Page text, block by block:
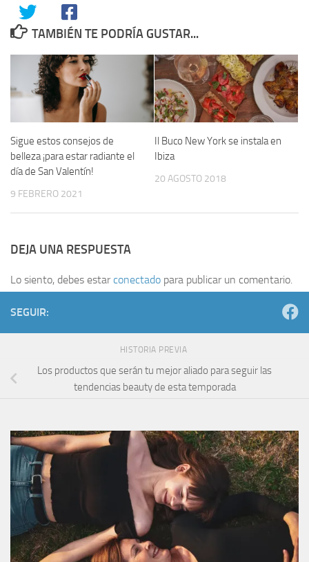
TAMBIÉN TE PODRÍA GUSTAR...
Sigue estos consejos de
belleza ¡para estar radiante el
día de San Valentín!
9 FEBRERO 2021
Il Buco New York se instala en
Ibiza
20 AGOSTO 2018
DEJA UNA RESPUESTA
Lo siento, debes estar conectado para publicar un comentario.
SEGUIR:
HISTORIA PREVIA
Los productos que serán tu mejor aliado para seguir las
tendencias beauty de esta temporada